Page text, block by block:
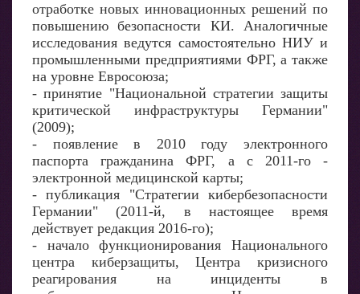
отработке новых инновационных решений по
повышению безопасности КИ. Аналогичные
исследования ведутся самостоятельно НИУ и
промышленными предприятиями ФРГ, а также
на уровне Евросоюза;
- принятие "Национальной стратегии защиты
критической инфраструктуры Германии"
(2009);
- появление в 2010 году электронного
паспорта гражданина ФРГ, а с 2011-го -
электронной медицинской карты;
- публикация "Стратегии кибербезопасности
Германии" (2011-й, в настоящее время
действует редакция 2016-го);
- начало функционирования Национального
центра киберзащиты, Центра кризисного
реагирования на инциденты в